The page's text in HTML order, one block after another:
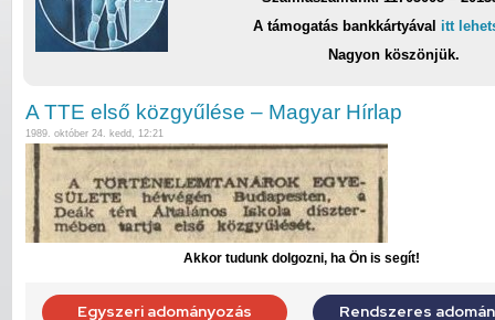
A támogatás bankkártyával itt
Nagyon köszönjük.
A TTE első közgyűlése – Magyar Hírlap
1989. október 24. kedd, 12:21
Akkor tudunk dolgozni, ha Ön is segít!